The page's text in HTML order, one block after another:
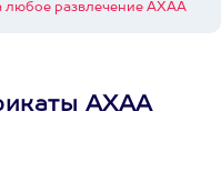
любое развлечение АХАА
АХАА